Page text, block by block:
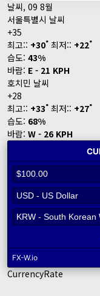
날씨, 09 8월
서울특별시 날씨
+35
최고:: +30° 최저:: +22°
습도: 43%
바람: E - 21 KPH
호치민 날씨
+28
최고:: +33° 최저:: +27°
습도: 68%
바람: W - 26 KPH
CurrencyRate